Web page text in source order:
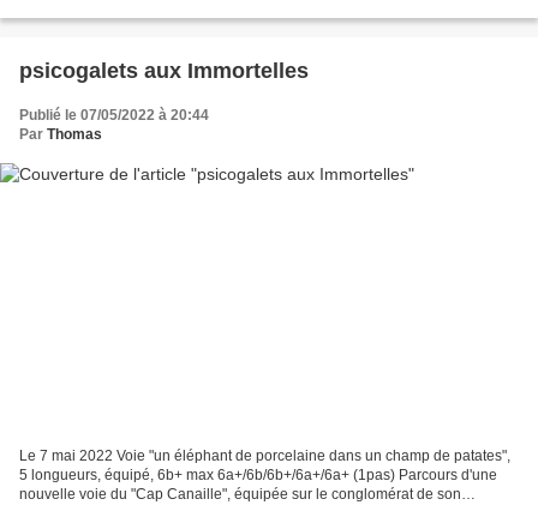
psicogalets aux Immortelles
Publié le 07/05/2022 à 20:44
Par Thomas
Le 7 mai 2022 Voie "un éléphant de porcelaine dans un champ de patates",
5 longueurs, équipé, 6b+ max 6a+/6b/6b+/6a+/6a+ (1pas) Parcours d'une
nouvelle voie du "Cap Canaille", équipée sur le conglomérat de son